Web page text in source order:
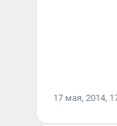
17 мая, 2014,